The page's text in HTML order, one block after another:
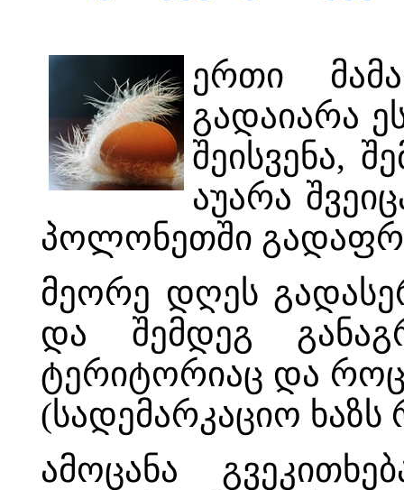
ერთი
გადაიარა
შეისვენა,
აუარა
პოლონეთში
მეორე დღეს
და შემდეგ
ტერიტორიაც და
(სადემარკაციო
ამოცანა